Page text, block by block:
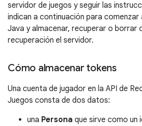
servidor de juegos y seguir las
indican a continuación para comenzar
Java y almacenar, recuperar o borrar
recuperación el servidor.
Cómo almacenar tokens
Una cuenta de jugador en la API de
Juegos consta de dos datos:
una Persona que sirve como un